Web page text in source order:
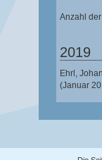
Anzahl
2019
Ehrl,
(Januar